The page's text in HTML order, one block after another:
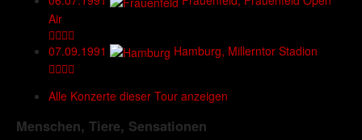
Air
07.09.1991
Hamburg, Millerntor Stadion
Alle Konzerte dieser Tour anzeigen
Menschen, Tiere, Sensationen